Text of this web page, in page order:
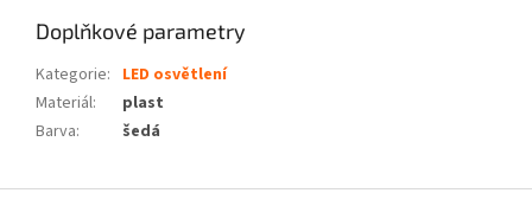
Doplňkové parametry
Kategorie: LED osvětlení
Materiál:
plast
Barva: šedá